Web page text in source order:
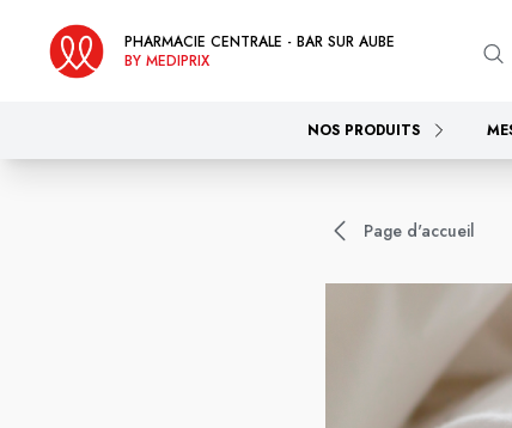
PHARMACIE CENTRALE - BAR SUR AUBE
BY MEDIPRIX
NOS PRODUITS
Page d'accueil